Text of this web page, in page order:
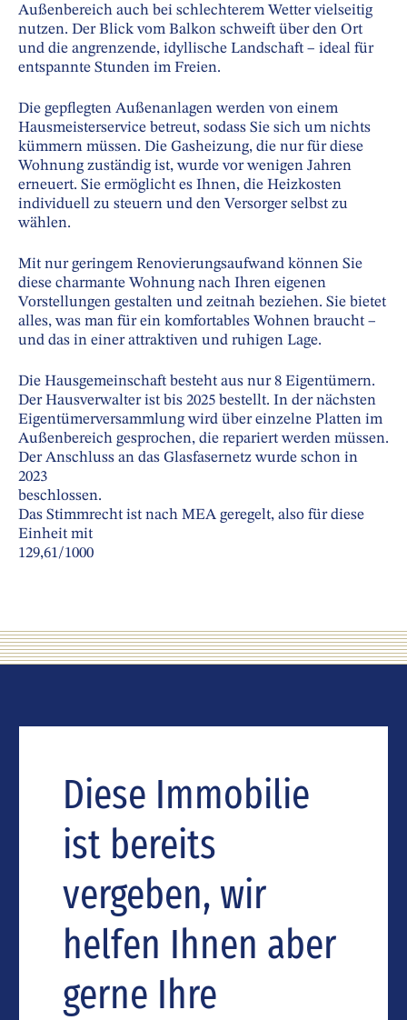
Außenbereich auch bei schlechterem Wetter vielseitig
nutzen. Der Blick vom Balkon schweift über den Ort
und die angrenzende, idyllische Landschaft – ideal für
entspannte Stunden im Freien.
Die gepflegten Außenanlagen werden von einem
Hausmeisterservice betreut, sodass Sie sich um nichts
kümmern müssen. Die Gasheizung, die nur für diese
Wohnung zuständig ist, wurde vor wenigen Jahren
erneuert. Sie ermöglicht es Ihnen, die Heizkosten
individuell zu steuern und den Versorger selbst zu
wählen.
Mit nur geringem Renovierungsaufwand können Sie
diese charmante Wohnung nach Ihren eigenen
Vorstellungen gestalten und zeitnah beziehen. Sie bietet
alles, was man für ein komfortables Wohnen braucht –
und das in einer attraktiven und ruhigen Lage.
Die Hausgemeinschaft besteht aus nur 8 Eigentümern.
Der Hausverwalter ist bis 2025 bestellt. In der nächsten
Eigentümerversammlung wird über einzelne Platten im
Außenbereich gesprochen, die repariert werden müssen.
Der Anschluss an das Glasfasernetz wurde schon in
2023
beschlossen.
Das Stimmrecht ist nach MEA geregelt, also für diese
Einheit mit
129,61/1000
Diese Immobilie
ist bereits
vergeben, wir
helfen Ihnen aber
gerne Ihre